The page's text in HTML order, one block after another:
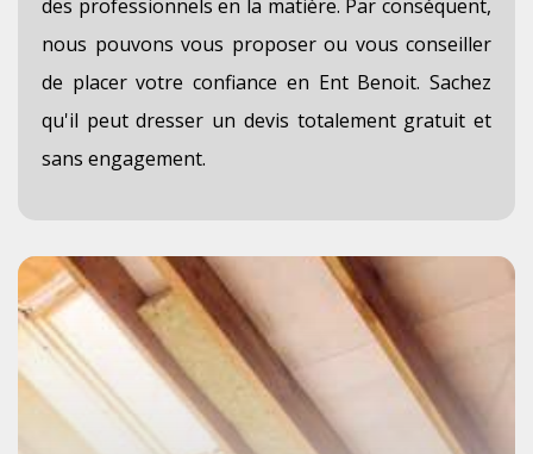
des professionnels en la matière. Par conséquent,
nous pouvons vous proposer ou vous conseiller
de placer votre confiance en Ent Benoit. Sachez
qu'il peut dresser un devis totalement gratuit et
sans engagement.